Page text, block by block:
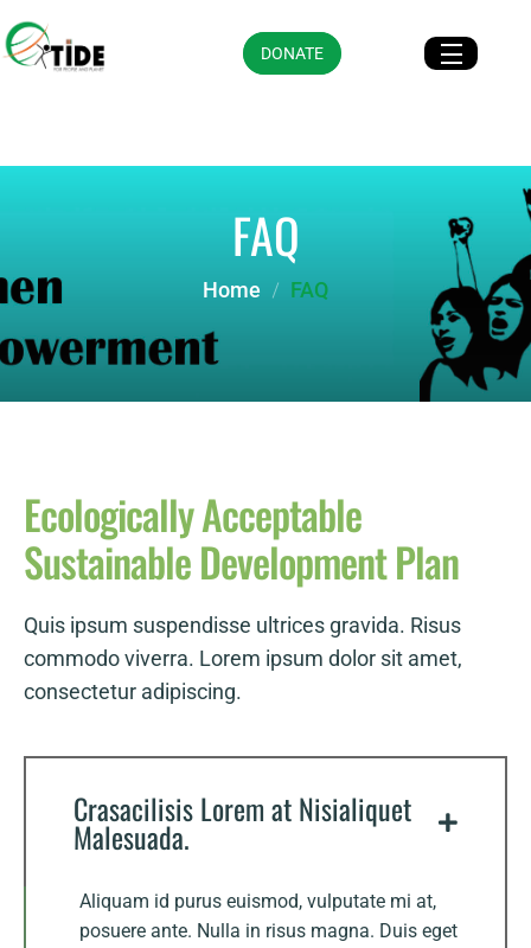
DONATE
FAQ
Home FAQ
EcologicallyAcceptable
SustainableDevelopmentPlan
Quis ipsum suspendisse ultrices gravida. Risus
commodo viverra. Lorem ipsum dolor sit amet,
consectetur adipiscing.
Crasacilisis Lorem at Nisialiquet
Malesuada.
Aliquam id purus euismod, vulputate mi at,
posuere ante. Nulla in risus magna. Duis eget